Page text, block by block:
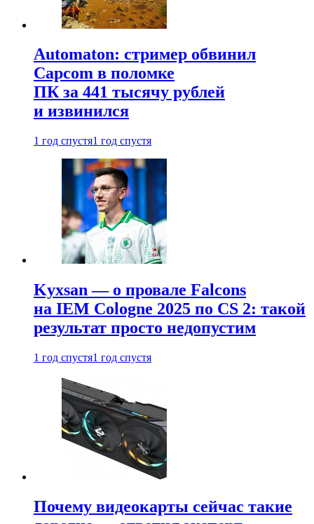
Automaton: стример обвинил
Capcom в поломке
ПК за 441 тысячу рублей
и извинился
1 год спустя1 год спустя
Kyxsan — о провале Falcons
на IEM Cologne 2025 по CS 2: такой
результат просто недопустим
1 год спустя1 год спустя
Почему видеокарты сейчас такие